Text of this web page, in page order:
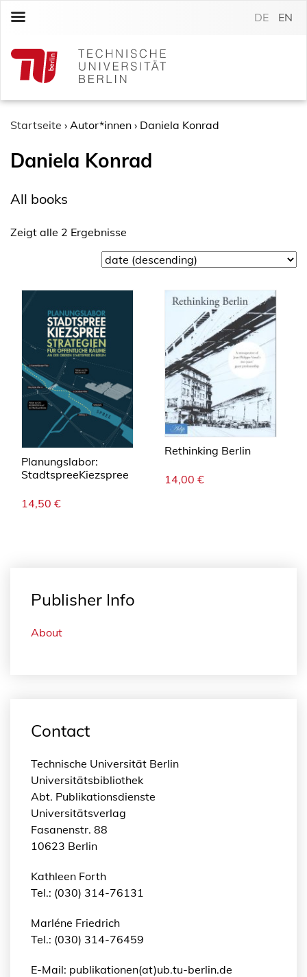
c
DE EN
Startseite › Autor*innen › Daniela Konrad
Daniela Konrad
All books
Zeigt alle 2 Ergebnisse
Planungslabor:
StadtspreeKiezspree
14,50 €
Rethinking Berlin
14,00 €
Publisher Info
About
Contact
Technische Universität Berlin
Universitätsbibliothek
Abt. Publikationsdienste
Universitätsverlag
Fasanenstr. 88
10623 Berlin
Kathleen Forth
Tel.: (030) 314-76131
Marléne Friedrich
Tel.: (030) 314-76459
E-Mail: publikationen(at)ub.tu-berlin.de